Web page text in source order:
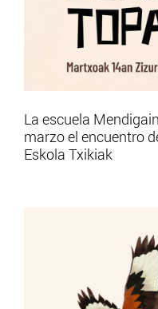
La escuela
marzo el encuentro
Eskola Txikiak